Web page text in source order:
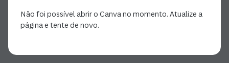
Não foi possível abrir o Canva no momento. Atualize a
página e tente de novo.